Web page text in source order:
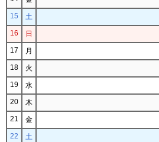
15
土
16
日
17
月
18
火
19
水
20
木
21
金
22
土